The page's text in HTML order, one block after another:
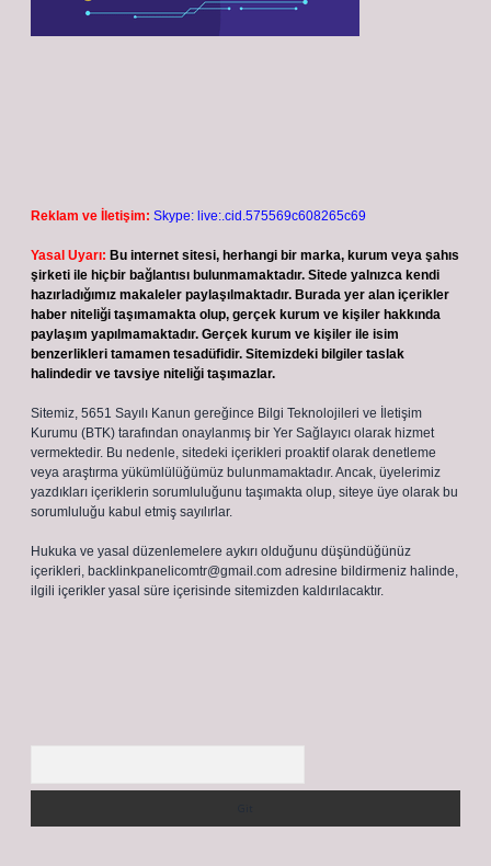
Reklam ve İletişim: Skype: live:.cid.575569c608265c69
Yasal Uyarı: Bu internet sitesi, herhangi bir marka, kurum veya şahıs
şirketi ile hiçbir bağlantısı bulunmamaktadır. Sitede yalnızca kendi
hazırladığımız makaleler paylaşılmaktadır. Burada yer alan içerikler
haber niteliği taşımamakta olup, gerçek kurum ve kişiler hakkında
paylaşım yapılmamaktadır. Gerçek kurum ve kişiler ile isim
benzerlikleri tamamen tesadüfidir. Sitemizdeki bilgiler taslak
halindedir ve tavsiye niteliği taşımazlar.
Sitemiz, 5651 Sayılı Kanun gereğince Bilgi Teknolojileri ve İletişim
Kurumu (BTK) tarafından onaylanmış bir Yer Sağlayıcı olarak hizmet
vermektedir. Bu nedenle, sitedeki içerikleri proaktif olarak denetleme
veya araştırma yükümlülüğümüz bulunmamaktadır. Ancak, üyelerimiz
yazdıkları içeriklerin sorumluluğunu taşımakta olup, siteye üye olarak bu
sorumluluğu kabul etmiş sayılırlar.
Hukuka ve yasal düzenlemelere aykırı olduğunu düşündüğünüz
içerikleri, backlinkpanelicomtr@gmail.com adresine bildirmeniz halinde,
ilgili içerikler yasal süre içerisinde sitemizden kaldırılacaktır.